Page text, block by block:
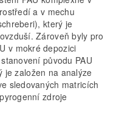
a v mechu
který je
Zároveň byly pro
v mokré depozici
původu PAU
je založen na analýze
sledovaných matricích
zdroje